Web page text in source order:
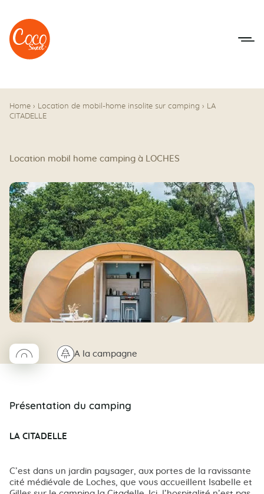
Aller au menu
Aller au contenu
Home › Location de mobil-home insolite sur camping › LA
CITADELLE
Location mobil home camping à LOCHES
◯Coco rond🌲A la campagne
Présentation du camping
LA CITADELLE
C’est dans un jardin paysager, aux portes de la ravissante
cité médiévale de Loches, que vous accueillent Isabelle et